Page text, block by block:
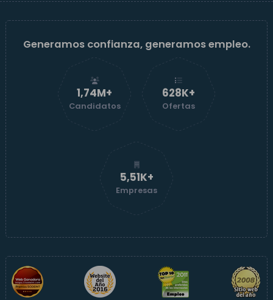
Generamos confianza, generamos empleo.
1,74M+
Candidatos
629K+
Ofertas
5,51K+
Empresas